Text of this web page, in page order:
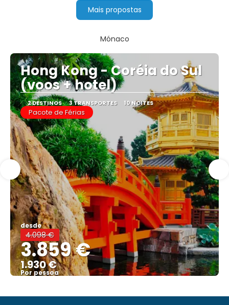
Mais propostas
Mónaco
Hong Kong - Coréia do Sul
(voos + hotel)
2 DESTINOS 3 TRANSPORTES 10 NOITES
Pacote de Férias
desde
4.098 €
3.859 €
1.930 €
Por pessoa